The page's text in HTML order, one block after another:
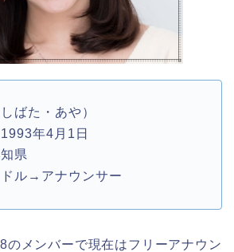
ばた・あや）
年4月1日
県
ル→アナウンサー
のメンバーで現在はフリーアナウン